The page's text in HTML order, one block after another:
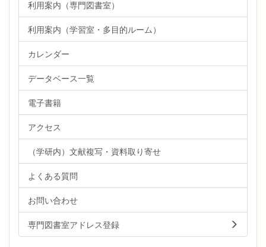
利用案内（専門図書室）
利用案内（学習室・多目的ルーム）
カレンダー
データベース一覧
電子書籍
アクセス
（学研内）文献複写・資料取り寄せ
よくある質問
お問い合わせ
専門図書室アドレス登録